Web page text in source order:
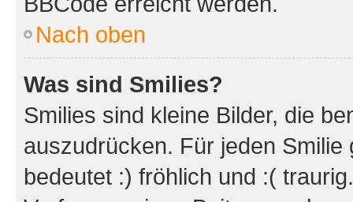
Nach oben
Was sind Smilies?
Smilies sind kleine Bilder, die
auszudrücken. Für jeden
bedeutet :) fröhlich und :(